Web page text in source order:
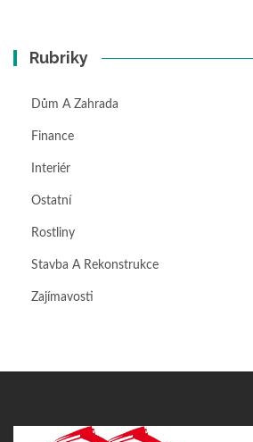
Rubriky
Dům A Zahrada
Finance
Interiér
Ostatní
Rostliny
Stavba A Rekonstrukce
Zajímavosti